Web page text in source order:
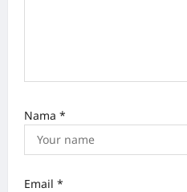
Nama *
Email *